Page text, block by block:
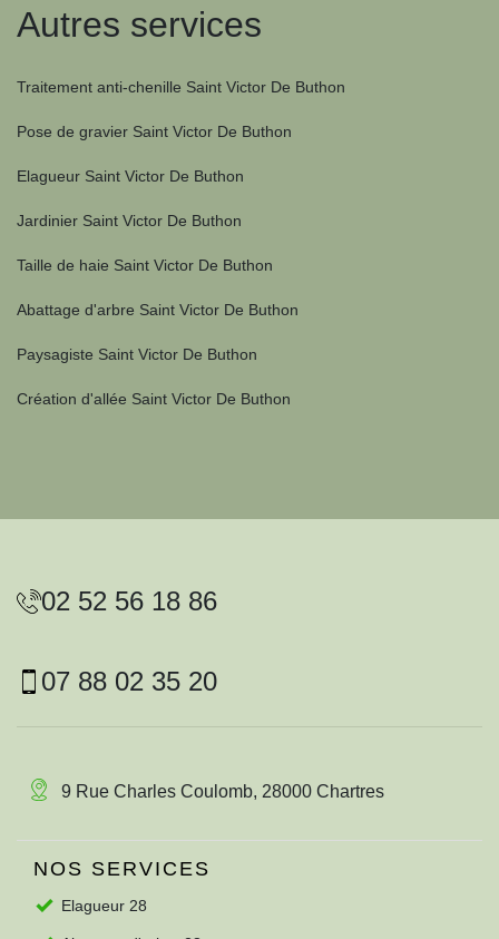
Autres services
Traitement anti-chenille Saint Victor De Buthon
Pose de gravier Saint Victor De Buthon
Elagueur Saint Victor De Buthon
Jardinier Saint Victor De Buthon
Taille de haie Saint Victor De Buthon
Abattage d'arbre Saint Victor De Buthon
Paysagiste Saint Victor De Buthon
Création d'allée Saint Victor De Buthon
02 52 56 18 86
07 88 02 35 20
9 Rue Charles Coulomb, 28000 Chartres
NOS SERVICES
Elagueur 28